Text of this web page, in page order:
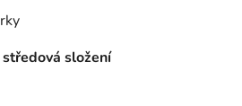
složení